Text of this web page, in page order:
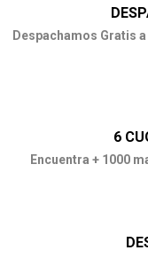
Despachamos Gratis
6
Encuentra + 1000